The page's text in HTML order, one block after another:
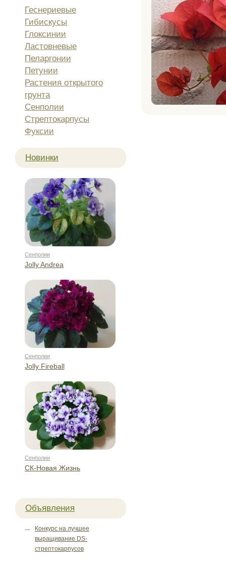
Геснериевые
Гибискусы
Глоксинии
Ластовневые
Пеларгонии
Петунии
Растения открытого
грунта
Сенполии
Стрептокарпусы
Фуксии
Новинки
Сенполии
Jolly Andrea
Сенполии
Jolly Fireball
Сенполии
СК-Новая Жизнь
Объявления
Конкурс на лучшее
выращивание DS-
стрептокарпусов